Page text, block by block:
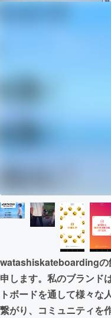
映像・映画
watashiskateboardingの
申します。私のブランド
トボードを通して様々な
繋がり、コミュニティを